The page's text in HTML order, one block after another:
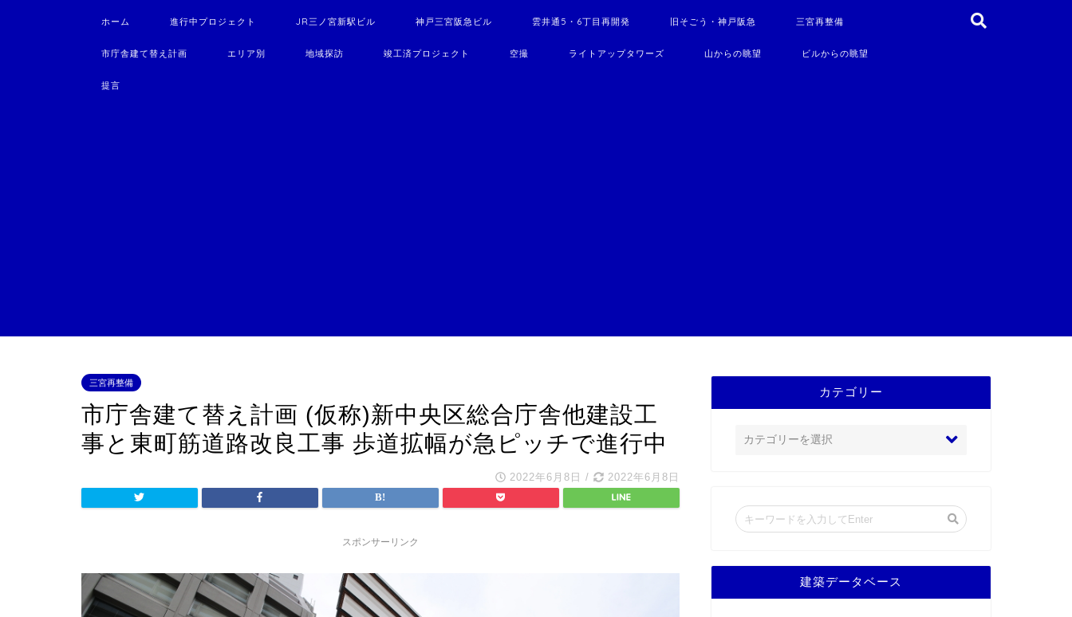
ホーム 進行中プロジェクト JR三ノ宮新駅ビル 神戸三宮阪急ビル 雲井通5・6丁目再開発 旧そごう・神戸阪急 三宮再整備
市庁舎建て替え計画 エリア別 地域探訪 竣工済プロジェクト 空撮 ライトアップタワーズ 山からの眺望 ビルからの眺望
提言
三宮再整備
市庁舎建て替え計画 (仮称)新中央区総合庁舎他建設工
事と東町筋道路改良工事 歩道拡幅が急ピッチで進行中
2022年6月8日 / 2022年6月8日
スポンサーリンク
カテゴリー